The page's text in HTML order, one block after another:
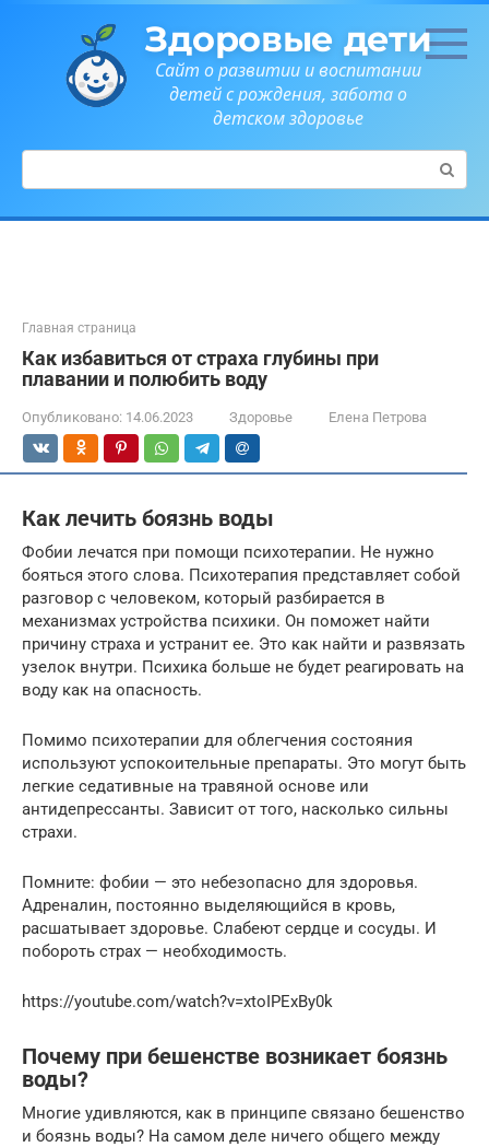
Здоровые дети
Сайт о развитии и воспитании
детей с рождения, забота о
детском здоровье
Поиск:
Главная страница
Как избавиться от страха глубины при
плавании и полюбить воду
Опубликовано: 14.06.2023 Здоровье Елена Петрова
Как лечить боязнь воды
Фобии лечатся при помощи психотерапии. Не нужно
бояться этого слова. Психотерапия представляет собой
разговор с человеком, который разбирается в
механизмах устройства психики. Он поможет найти
причину страха и устранит ее. Это как найти и развязать
узелок внутри. Психика больше не будет реагировать на
воду как на опасность.
Помимо психотерапии для облегчения состояния
используют успокоительные препараты. Это могут быть
легкие седативные на травяной основе или
антидепрессанты. Зависит от того, насколько сильны
страхи.
Помните: фобии — это небезопасно для здоровья.
Адреналин, постоянно выделяющийся в кровь,
расшатывает здоровье. Слабеют сердце и сосуды. И
побороть страх — необходимость.
https://youtube.com/watch?v=xtoIPExBy0k
Почему при бешенстве возникает боязнь
воды?
Многие удивляются, как в принципе связано бешенство
и боязнь воды? На самом деле ничего общего между